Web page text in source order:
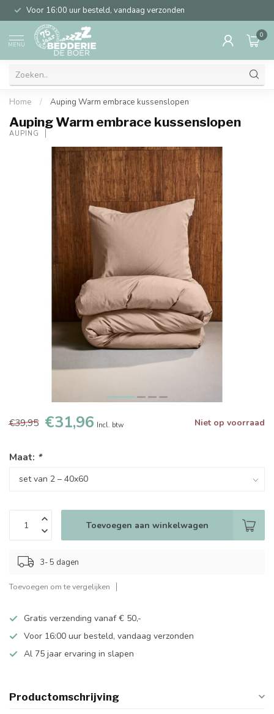
Voor 16:00 uur besteld, vandaag verzonden
MENU
0
Home / Auping Warm embrace kussenslopen
Auping Warm embrace kussenslopen
AUPING
€39,95 €31,96 Incl. btw Niet op voorraad
Maat: *
Toevoegen aan winkelwagen
3- 5 dagen
Toevoegen om te vergelijken
Gratis verzending vanaf € 50,-
Voor 16:00 uur besteld, vandaag verzonden
Al 75 jaar ervaring in slapen
Productomschrijving